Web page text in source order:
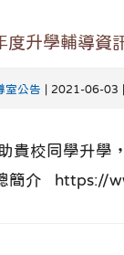
升學輔導資
室公告 | 2021-06-03
貴校同學升學
簡介 https://